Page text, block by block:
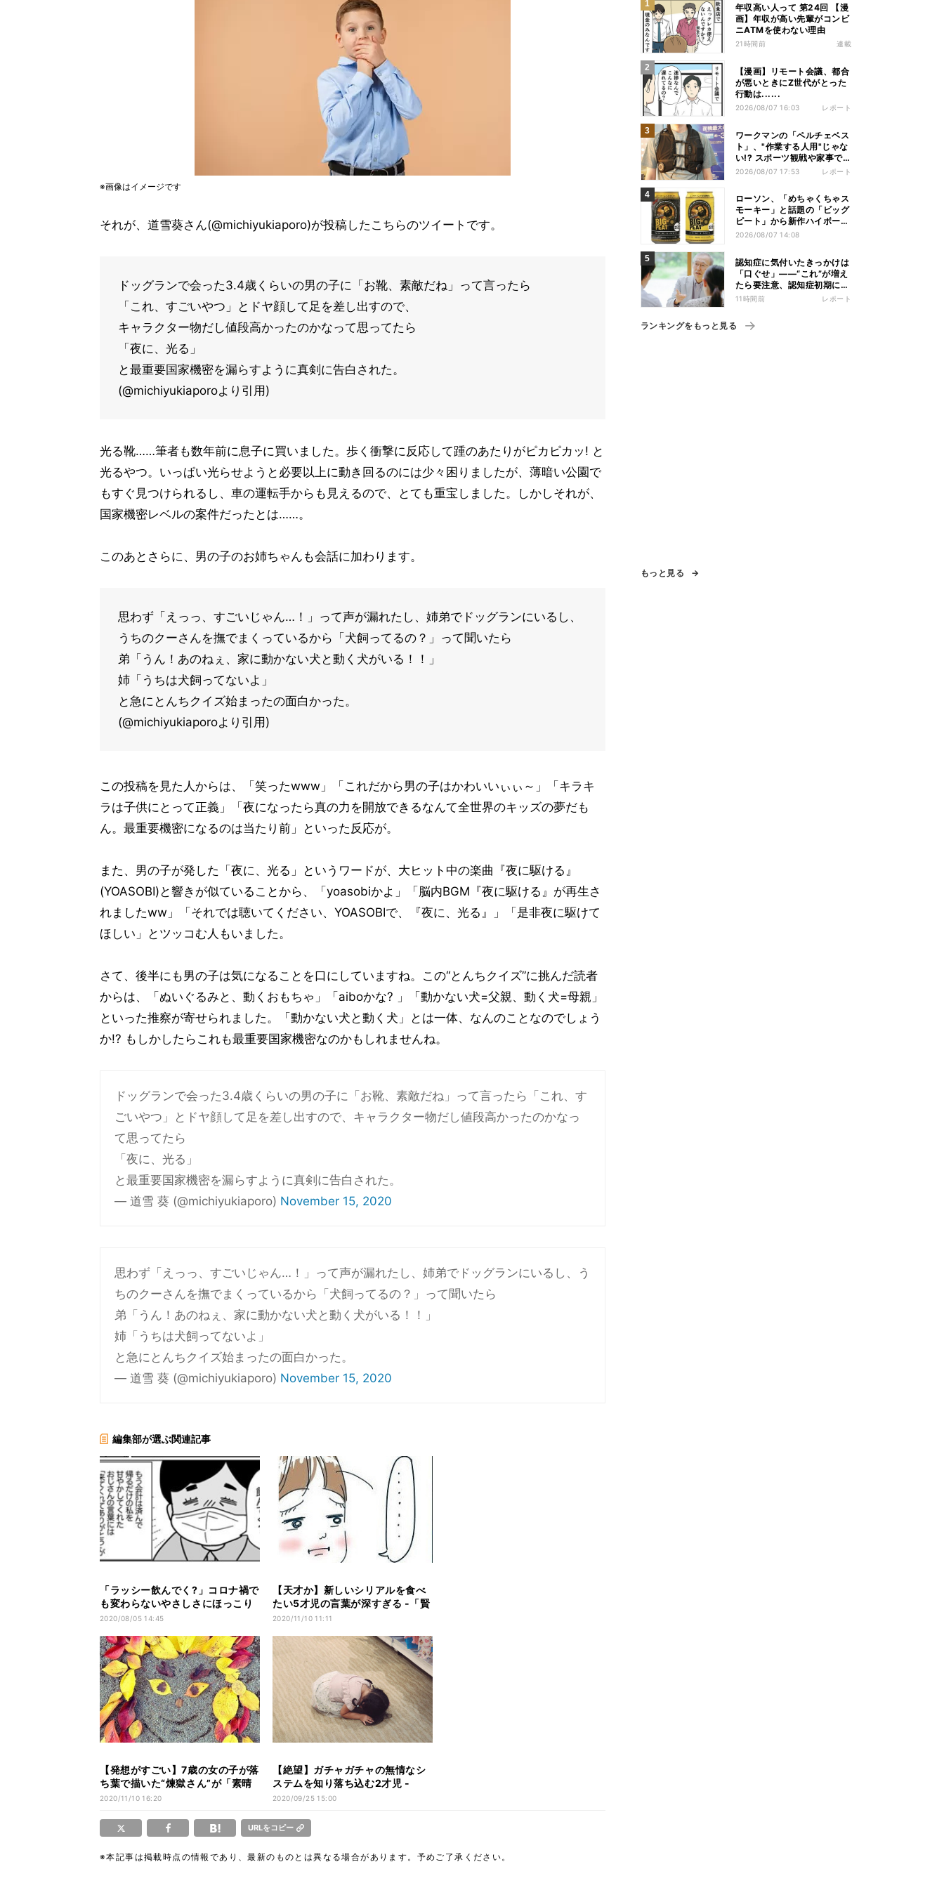
※画像はイメージです
それが、道雪葵さん(@michiyukiaporo)が投稿したこちらのツイートです。
ドッグランで会った3.4歳くらいの男の子に「お靴、素敵だね」って言ったら
「これ、すごいやつ」とドヤ顔して足を差し出すので、
キャラクター物だし値段高かったのかなって思ってたら
「夜に、光る」
と最重要国家機密を漏らすように真剣に告白された。
(@michiyukiaporoより引用)
光る靴……筆者も数年前に息子に買いました。歩く衝撃に反応して踵のあたりがピカピカッ! と
光るやつ。いっぱい光らせようと必要以上に動き回るのには少々困りましたが、薄暗い公園で
もすぐ見つけられるし、車の運転手からも見えるので、とても重宝しました。しかしそれが、
国家機密レベルの案件だったとは……。
このあとさらに、男の子のお姉ちゃんも会話に加わります。
思わず「えっっ、すごいじゃん…！」って声が漏れたし、姉弟でドッグランにいるし、
うちのクーさんを撫でまくっているから「犬飼ってるの？」って聞いたら
弟「うん！あのねぇ、家に動かない犬と動く犬がいる！！」
姉「うちは犬飼ってないよ」
と急にとんちクイズ始まったの面白かった。
(@michiyukiaporoより引用)
この投稿を見た人からは、「笑ったwww」「これだから男の子はかわいいぃぃ～」「キラキ
ラは子供にとって正義」「夜になったら真の力を開放できるなんて全世界のキッズの夢だも
ん。最重要機密になるのは当たり前」といった反応が。
また、男の子が発した「夜に、光る」というワードが、大ヒット中の楽曲『夜に駆ける』
(YOASOBI)と響きが似ていることから、「yoasobiかよ」「脳内BGM『夜に駆ける』が再生さ
れましたww」「それでは聴いてください、YOASOBIで、『夜に、光る』」「是非夜に駆けて
ほしい」とツッコむ人もいました。
さて、後半にも男の子は気になることを口にしていますね。この“とんちクイズ”に挑んだ読者
からは、「ぬいぐるみと、動くおもちゃ」「aiboかな? 」「動かない犬=父親、動く犬=母親」
といった推察が寄せられました。「動かない犬と動く犬」とは一体、なんのことなのでしょう
か!? もしかしたらこれも最重要国家機密なのかもしれませんね。
ドッグランで会った3.4歳くらいの男の子に「お靴、素敵だね」って言ったら「これ、す
ごいやつ」とドヤ顔して足を差し出すので、キャラクター物だし値段高かったのかなっ
て思ってたら
「夜に、光る」
と最重要国家機密を漏らすように真剣に告白された。
— 道雪 葵 (@michiyukiaporo) November 15, 2020
思わず「えっっ、すごいじゃん…！」って声が漏れたし、姉弟でドッグランにいるし、う
ちのクーさんを撫でまくっているから「犬飼ってるの？」って聞いたら
弟「うん！あのねぇ、家に動かない犬と動く犬がいる！！」
姉「うちは犬飼ってないよ」
と急にとんちクイズ始まったの面白かった。
— 道雪 葵 (@michiyukiaporo) November 15, 2020
編集部が選ぶ関連記事
「ラッシー飲んでく?」コロナ禍で
も変わらないやさしさにほっこり
- 「涙腺が崩壊した」「おじさん
2020/08/05 14:45
【天才か】新しいシリアルを食べ
たい5才児の言葉が深すぎる -「賢
い!」「詩人になれる」「この歳で
2020/11/10 11:11
【発想がすごい】7歳の女の子が落
ち葉で描いた“煉獄さん”が「素晴
らしい」「センスの塊」とツイッ
2020/11/10 16:20
【絶望】ガチャガチャの無情なシ
ステムを知り落ち込む2才児 -
「笑った」「かわいい」「生まれ
2020/09/25 15:00
URLをコピー
※本記事は掲載時点の情報であり、最新のものとは異なる場合があります。予めご了承ください。
年収高い人って 第24回 【漫
画】年収が高い先輩がコンビ
ニATMを使わない理由
21時間前 連載
【漫画】リモート会議、都合
が悪いときにZ世代がとった
行動は......
2026/08/07 16:03 レポート
ワークマンの「ペルチェベス
ト」、"作業する人用"じゃな
い!? スポーツ観戦や家事で
の熱中症&冷え対策に――話
2026/08/07 17:53 レポート
ローソン、「めちゃくちゃス
モーキー」と話題の「ビッグ
ピート」から新作ハイボール
缶＆ミニボトル発売
2026/08/07 14:08
認知症に気付いたきっかけは
「口ぐせ」――“これ”が増え
たら要注意、認知症初期に見
られる「会話の特徴」とは
11時間前 レポート
ランキングをもっと見る
もっと見る